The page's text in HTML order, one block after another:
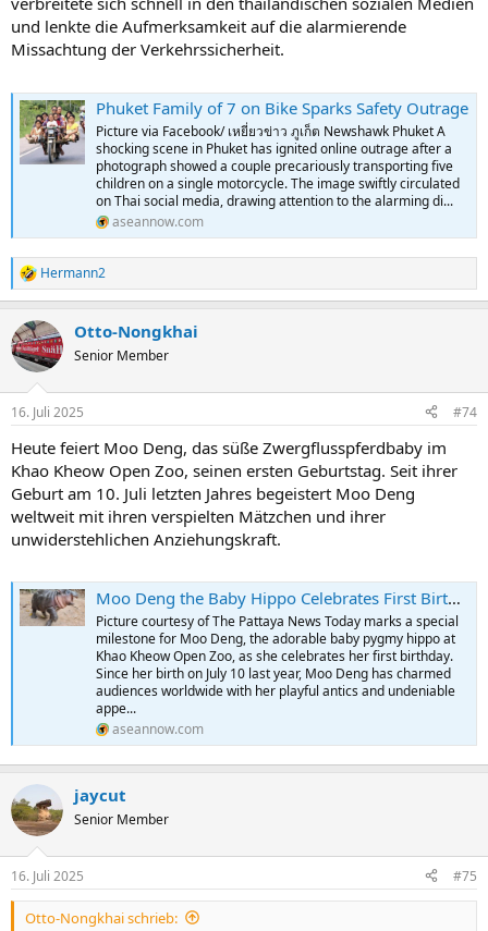
und lenkte die Aufmerksamkeit auf die alarmierende
Missachtung der Verkehrssicherheit.
Phuket Family of 7 on Bike Sparks Safety Outrage
Picture via Facebook/ เหยี่ยวข่าว ภูเก็ต Newshawk Phuket A
shocking scene in Phuket has ignited online outrage after a
photograph showed a couple precariously transporting five
children on a single motorcycle. The image swiftly circulated
on Thai social media, drawing attention to the alarming di...
aseannow.com
R
e
k
t
i
e
:
Hermann2
Otto-Nongkhai
Senior Member
16. Juli 2025 #74
Heute feiert Moo Deng, das süße Zwergflusspferdbaby im
Khao Kheow Open Zoo, seinen ersten Geburtstag. Seit ihrer
Geburt am 10. Juli letzten Jahres begeistert Moo Deng
weltweit mit ihren verspielten Mätzchen und ihrer
unwiderstehlichen Anziehungskraft.
Moo Deng the Baby Hippo Celebrates First Birthday with Global Fans
Picture courtesy of The Pattaya News Today marks a special
milestone for Moo Deng, the adorable baby pygmy hippo at
Khao Kheow Open Zoo, as she celebrates her first birthday.
Since her birth on July 10 last year, Moo Deng has charmed
audiences worldwide with her playful antics and undeniable
appe...
aseannow.com
jaycut
Senior Member
16. Juli 2025 #75
Otto-Nongkhai schrieb: